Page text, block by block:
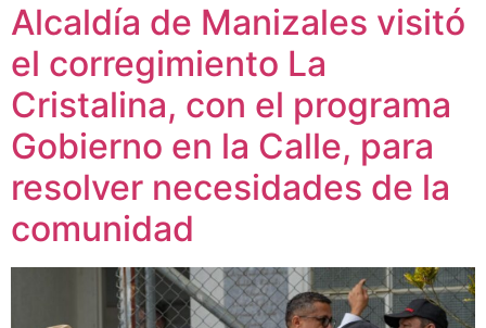
Alcaldía de Manizales visitó
el corregimiento La
Cristalina, con el programa
Gobierno en la Calle, para
resolver necesidades de la
comunidad